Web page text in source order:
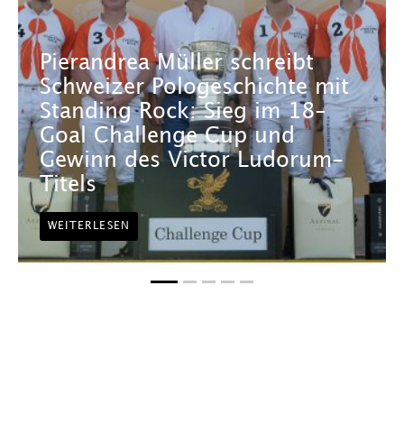
Pierandrea Müller schreibt
Schweizer Pologeschichte mit
Standing Rock: Sieg im 18-
Goal Challenge Cup und
Gewinn des Victor Ludorum-
Titels
WEITERLESEN